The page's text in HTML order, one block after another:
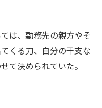
は、勤務先の親方やそ
くる刀、自分の干支な
て決められていた。